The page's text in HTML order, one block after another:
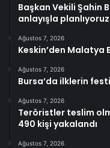
Başkan Vekili Şahin
anlayışla planlıyoruz
Ağustos 7, 2026
Keskin’den Malatya
Ağustos 7, 2026
Bursa’da ilklerin
Ağustos 7, 2026
Teröristler teslim
490 kişi yakalandı
Ağustos 7, 2026